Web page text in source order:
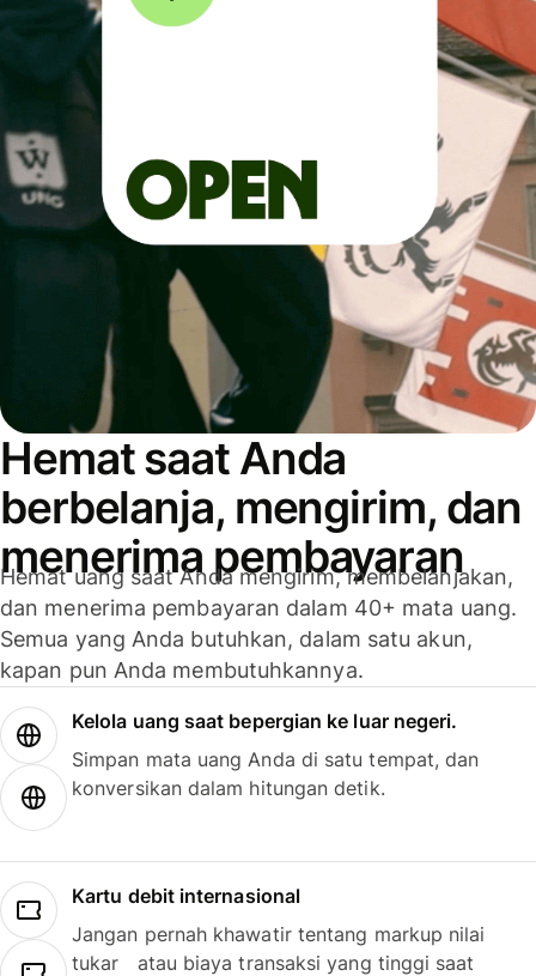
Hemat saat Anda
berbelanja, mengirim, dan
menerima pembayaran
Hemat uang saat Anda mengirim, membelanjakan,
dan menerima pembayaran dalam 40+ mata uang.
Semua yang Anda butuhkan, dalam satu akun,
kapan pun Anda membutuhkannya.
Kelola uang saat bepergian ke luar negeri.
Simpan mata uang Anda di satu tempat, dan
konversikan dalam hitungan detik.
Kartu debit internasional
Jangan pernah khawatir tentang markup nilai
tukar atau biaya transaksi yang tinggi saat